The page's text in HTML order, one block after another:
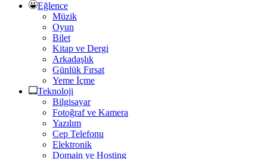
Eğlence
Müzik
Oyun
Bilet
Kitap ve Dergi
Arkadaşlık
Günlük Fırsat
Yeme İçme
Teknoloji
Bilgisayar
Fotoğraf ve Kamera
Yazılım
Cep Telefonu
Elektronik
Domain ve Hosting